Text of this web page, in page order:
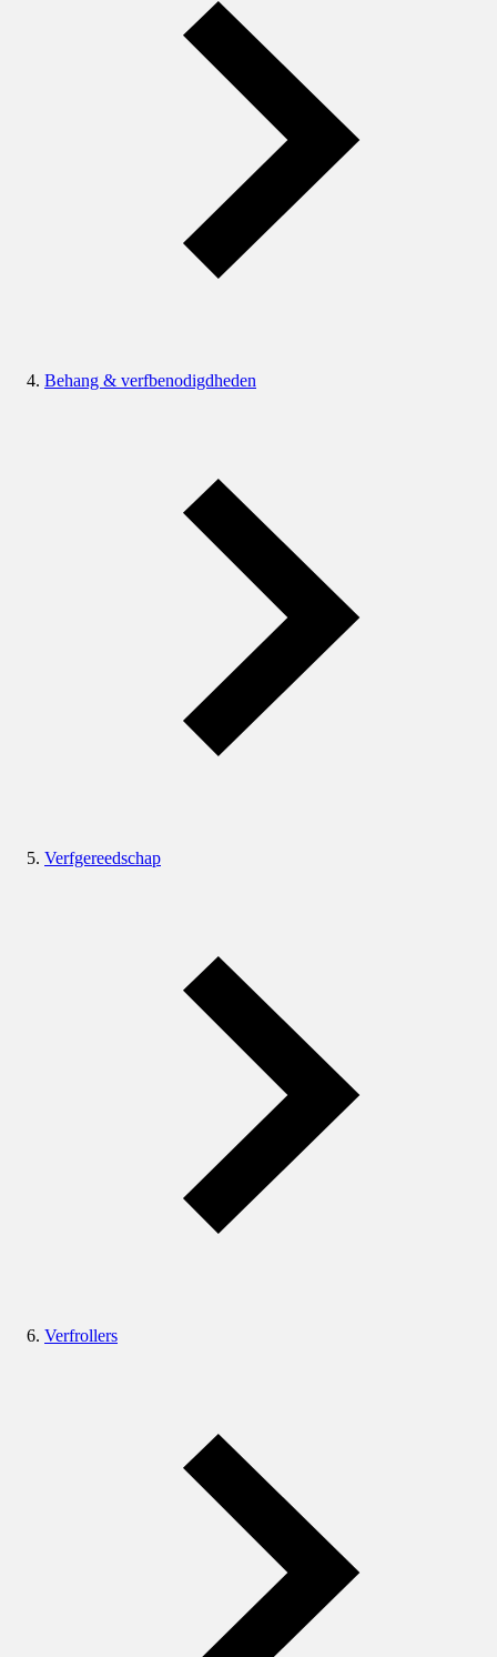
Behang & verfbenodigdheden
Verfgereedschap
Verfrollers